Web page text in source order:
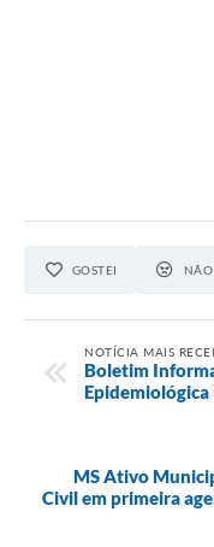
GOSTEI NÃO
NOTÍCIA MAIS
Boletim
Epidemiológica
MS Ativo
Civil em primeira